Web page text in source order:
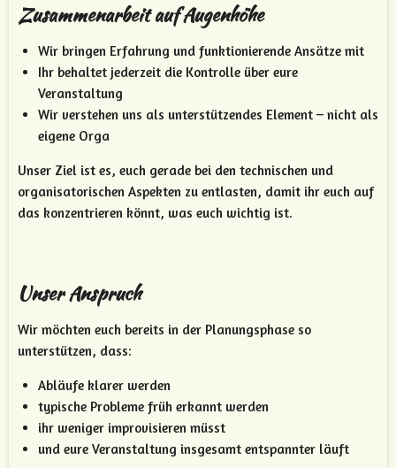
Zusammenarbeit auf Augenhöhe
Wir bringen Erfahrung und funktionierende Ansätze mit
Ihr behaltet jederzeit die Kontrolle über eure
Veranstaltung
Wir verstehen uns als unterstützendes Element – nicht als
eigene Orga
Unser Ziel ist es, euch gerade bei den technischen und
organisatorischen Aspekten zu entlasten, damit ihr euch auf
das konzentrieren könnt, was euch wichtig ist.
Unser Anspruch
Wir möchten euch bereits in der Planungsphase so
unterstützen, dass:
Abläufe klarer werden
typische Probleme früh erkannt werden
ihr weniger improvisieren müsst
und eure Veranstaltung insgesamt entspannter läuft